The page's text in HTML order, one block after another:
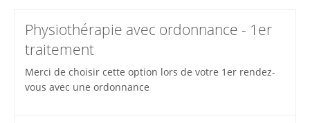
Physiothérapie avec ordonnance - 1er
traitement
Merci de choisir cette option lors de votre 1er rendez-
vous avec une ordonnance